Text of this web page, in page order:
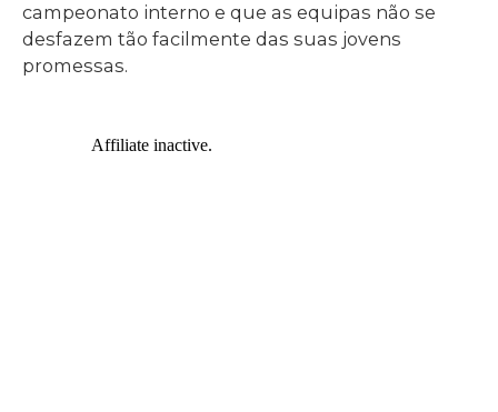
campeonato interno e que as equipas não se
desfazem tão facilmente das suas jovens
promessas.